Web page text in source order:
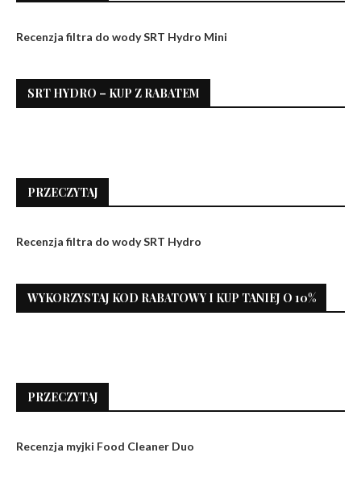
Recenzja filtra do wody SRT Hydro Mini
SRT HYDRO – KUP Z RABATEM
PRZECZYTAJ
Recenzja filtra do wody SRT Hydro
WYKORZYSTAJ KOD RABATOWY I KUP TANIEJ O 10%
PRZECZYTAJ
Recenzja myjki Food Cleaner Duo